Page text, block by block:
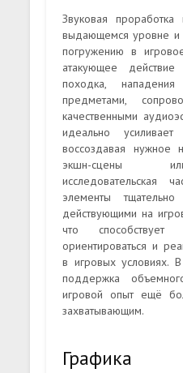
Звуковая
выдающемся уровне и
погружению в
атакующее
походка,
предметами,
качественными
идеально
воссоздавая нужное
экшн-сцены
исследовательская
элементы
действующими на
что способствует
ориентироваться и
в игровых условиях.
поддержка
игровой опыт ещё
захватывающим.
Графика